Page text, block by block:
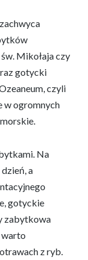
Mikołaja czy
gotycki
czyli
w ogromnych
Na
a
gotyckie
zabytkowa
warto
z ryb.